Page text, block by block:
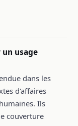
usage
dans les
d'affaires
Ils
couverture